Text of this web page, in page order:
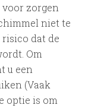
zorgen
niet te
dat de
Om
u een
(Vaak
optie is om